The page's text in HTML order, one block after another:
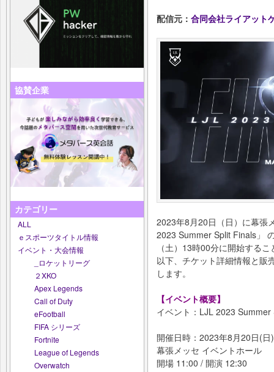
協賛企業
カテゴリー
ALL
ｅスポーツタイトル情報
イベント・大会情報
_ロケットリーグ
２XKO
Apex Legends
Call of Duty
eFootball
FIFA シリーズ
Fortnite
League of Legends
Overwatch
配信元： 合同会社ライアット
2023年8月20日（日）に幕張
2023 Summer Split Finals」
（土）13時00分に開始する
以下、チケット詳細情報と販
します。
【イベント概要】
イベント：LJL 2023 Summer
開催日時：2023年8月20日(
幕張メッセ イベントホール
開場 11:00 / 開演 12:30